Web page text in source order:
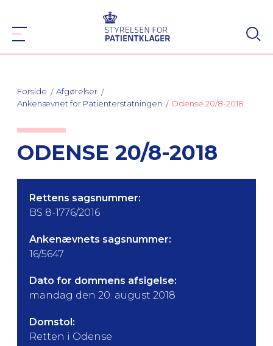
Forside
Afgørelser
Ankenævnet for Patienterstatningen
Odense 20/8-2018
ODENSE 20/8-2018
Rettens sagsnummer:
BS 8-1776/2016
Ankenævnets sagsnummer:
16/5647
Dato for dommens afsigelse:
mandag den 20. august 2018
Domstol:
Retten i Odense